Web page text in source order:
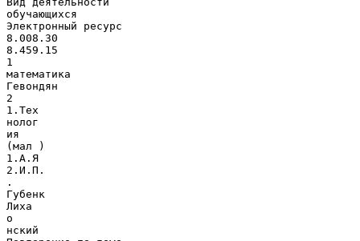
обучающихся
Электронный ресурс
8.008.30
8.459.15
1
математика
Гевондян
2
1.Тех
нолог
ия
(мал )
1.А.Я
2.И.П.
.
Губенк
Лиха
о
нский